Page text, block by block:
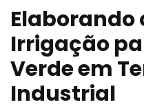
Elaborando
Irrigação
Verde em
Industrial